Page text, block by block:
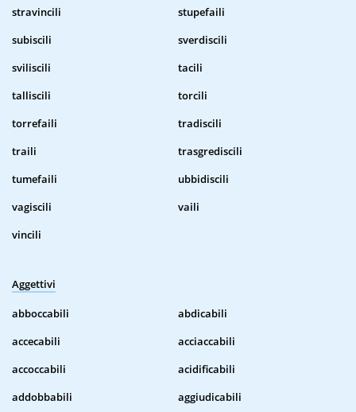
stravincili
stupefaili
subiscili
sverdiscili
sviliscili
tacili
talliscili
torcili
torrefaili
tradiscili
traili
trasgrediscili
tumefaili
ubbidiscili
vagiscili
vaili
vincili
Aggettivi
abboccabili
abdicabili
accecabili
acciaccabili
accoccabili
acidificabili
addobbabili
aggiudicabili